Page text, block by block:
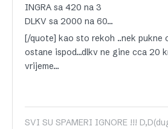
INGRA sa 420 na 3
DLKV sa 2000 na 60…
[/quote] kao sto rekoh ..nek pukne
ostane ispod…dlkv ne gine cca 20
vrijeme…
SVI SU SPAMERI IGNORE !!!